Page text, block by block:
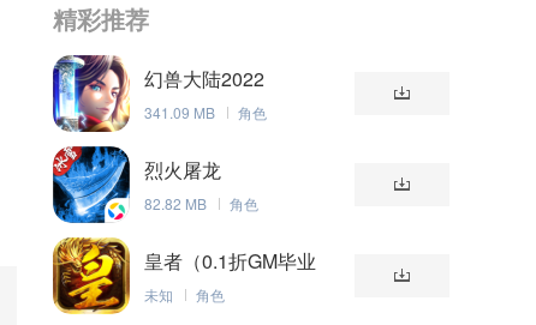
精彩推荐
幻兽大陆2022
341.09 MB 角色
烈火屠龙
82.82 MB 角色
皇者（0.1折GM毕业
版）
未知 角色